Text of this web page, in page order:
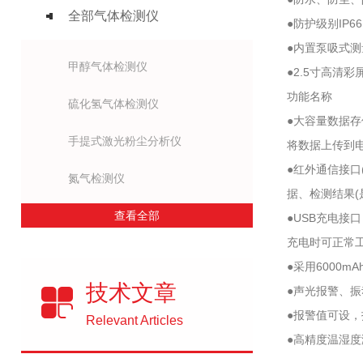
全部气体检测仪
甲醇气体检测仪
硫化氢气体检测仪
手提式激光粉尘分析仪
氮气检测仪
查看全部
技术文章
Relevant Articles
●防护级别
●内置泵吸式
●2.5寸高清彩
功能名称
●大容量数据
将数据上传到
●红外通信接
据、检测结果(
●USB充电接
充电时可正常
●采用
●声光报警、
●报警值可设
●高精度温湿